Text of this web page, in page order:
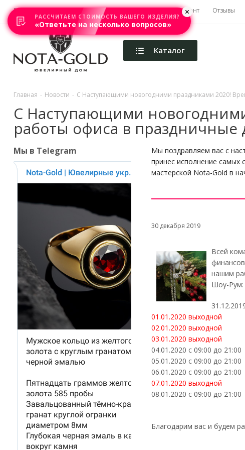
Главная Акции Каталоги Изготовление Ремонт Отзывы
Каталог
Главная - Новости - С Наступающими новогодними праздниками 2020!
С Наступающими
работы офиса в праздничные
Мы поздравляем вас с
принес исполнение
мастерской Nota-Gold в
30 декабря 2019
Всей
нашим
Шоу-Рум:
01.01.2020 выходной
02.01.2020 выходной
03.01.2020 выходной
04.01.2020 с 09:00 до 21:00
05.01.2020 с 09:00 до 21:00
06.01.2020 с 09:00 до 21:00
07.01.2020 выходной
08.01.2020 с 09:00 до 21:00
Благодарим вас и будем
Мы в Telegram
РАССЧИТАЕМ СТОИМОСТЬ ВАШЕГО ИЗДЕЛИЯ?
«Ответьте на несколько вопросов»